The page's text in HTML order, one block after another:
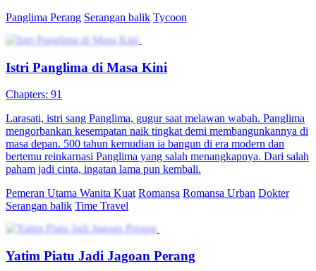
Panglima Perang Serangan balik Tycoon
Istri Panglima di Masa Kini
Chapters: 91
Larasati, istri sang Panglima, gugur saat melawan wabah. Panglima
mengorbankan kesempatan naik tingkat demi membangunkannya di
masa depan. 500 tahun kemudian ia bangun di era modern dan
bertemu reinkarnasi Panglima yang salah menangkapnya. Dari salah
paham jadi cinta, ingatan lama pun kembali.
Pemeran Utama Wanita Kuat Romansa Romansa Urban Dokter
Serangan balik Time Travel
Yatim Piatu Jadi Jagoan Perang